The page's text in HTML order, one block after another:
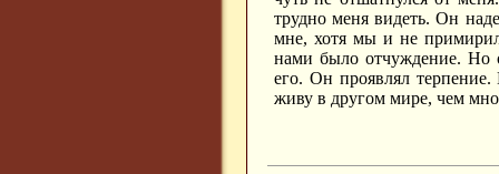
трудно меня видеть. Он
мне, хотя мы и не
нами было отчуждение. Но
его. Он проявлял
живу в другом мире, чем